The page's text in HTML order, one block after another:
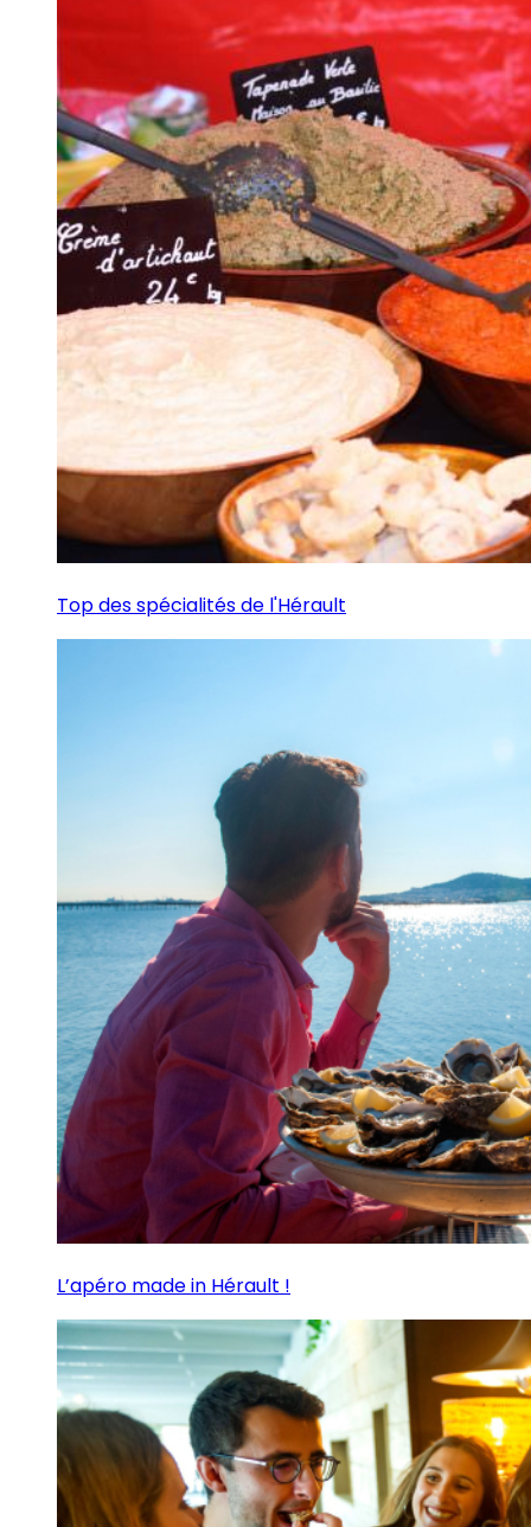
Top des spécialités de l'Hérault
L’apéro made in Hérault !